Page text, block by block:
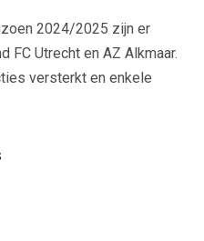
2024/2025 zijn er
FC Utrecht en AZ Alkmaar.
versterkt en enkele